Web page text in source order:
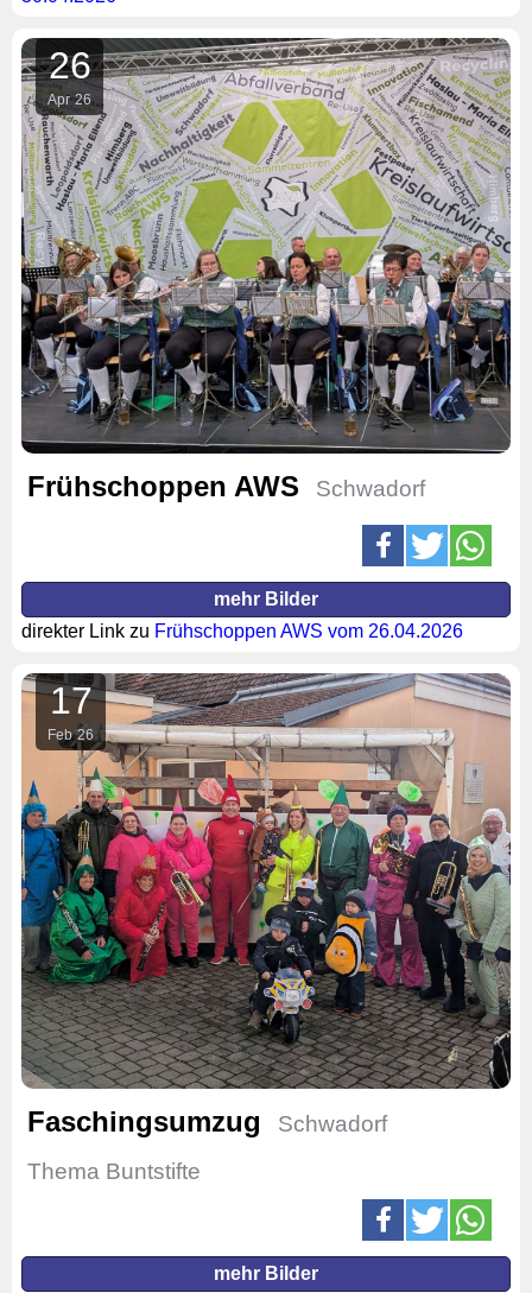
26
Apr 26
Frühschoppen AWS Schwadorf
mehr Bilder
direkter Link zu Frühschoppen AWS vom 26.04.2026
17
Feb 26
Faschingsumzug
Schwadorf
Thema Buntstifte
mehr Bilder